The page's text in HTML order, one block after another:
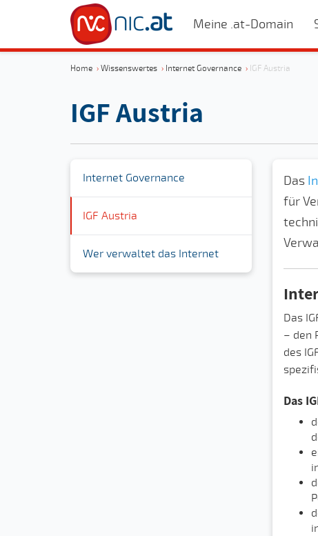
Meine .at-Domain
Home › Wissenswertes › Internet Governance › IGF Austria
IGF Austria
Internet Governance
IGF Austria
Wer verwaltet das Internet
Das
für
Das
– den
des
Das